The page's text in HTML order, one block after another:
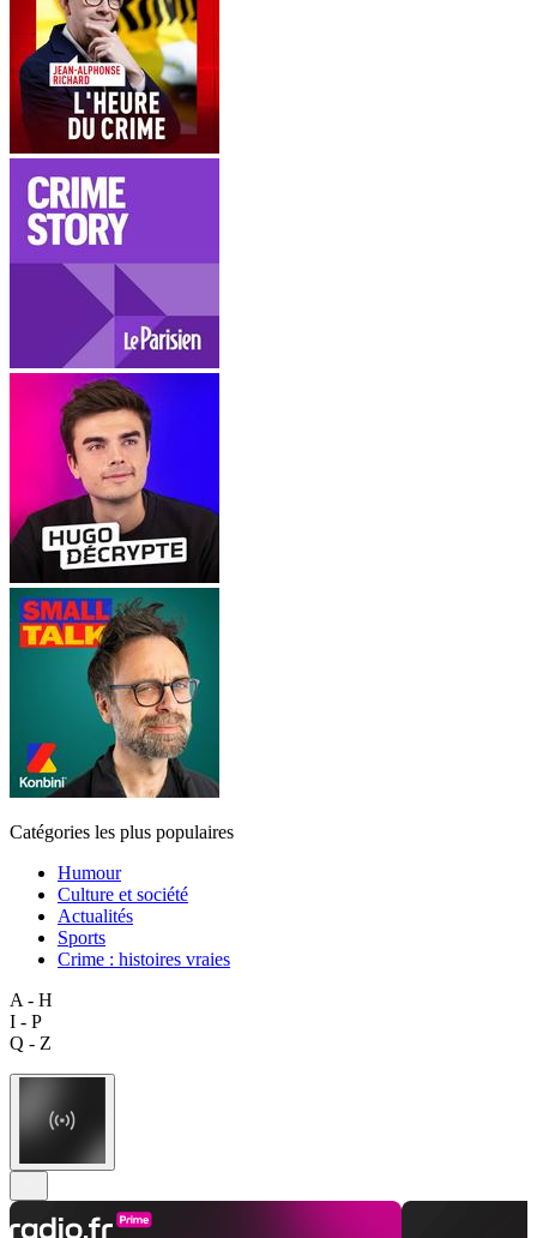
Catégories les plus populaires
Humour
Culture et société
Actualités
Sports
Crime : histoires vraies
A - H
I - P
Q - Z